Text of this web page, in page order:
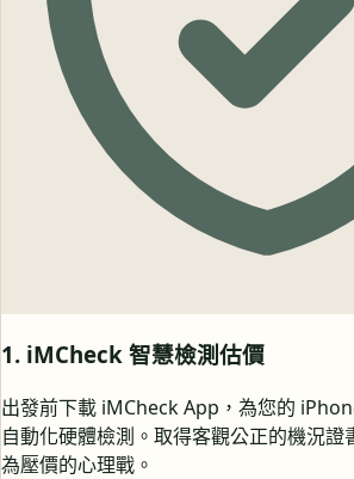
1. iMCheck 智慧檢測估價
出發前下載 iMCheck App，為您的
自動化硬體檢測。取得客觀公正的機況證
為壓價的心理戰。